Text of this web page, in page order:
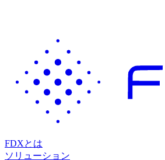
FDXとは
ソリューション